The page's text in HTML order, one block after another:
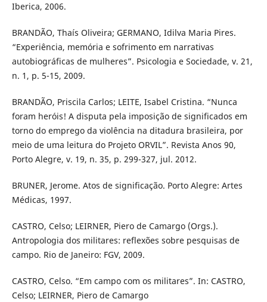
Iberica, 2006.
BRANDÃO, Thaís Oliveira; GERMANO, Idilva Maria Pires.
“Experiência, memória e sofrimento em narrativas
autobiográficas de mulheres”. Psicologia e Sociedade, v. 21,
n. 1, p. 5-15, 2009.
BRANDÃO, Priscila Carlos; LEITE, Isabel Cristina. “Nunca
foram heróis! A disputa pela imposição de significados em
torno do emprego da violência na ditadura brasileira, por
meio de uma leitura do Projeto ORVIL”. Revista Anos 90,
Porto Alegre, v. 19, n. 35, p. 299-327, jul. 2012.
BRUNER, Jerome. Atos de significação. Porto Alegre: Artes
Médicas, 1997.
CASTRO, Celso; LEIRNER, Piero de Camargo (Orgs.).
Antropologia dos militares: reflexões sobre pesquisas de
campo. Rio de Janeiro: FGV, 2009.
CASTRO, Celso. “Em campo com os militares”. In: CASTRO,
Celso; LEIRNER, Piero de Camargo